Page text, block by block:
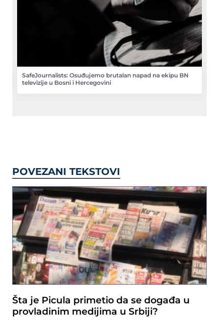
SafeJournalists: Osuđujemo brutalan napad na ekipu BN
televizije u Bosni i Hercegovini
POVEZANI TEKSTOVI
Šta je Picula primetio da se događa u
provladinim medijima u Srbiji?